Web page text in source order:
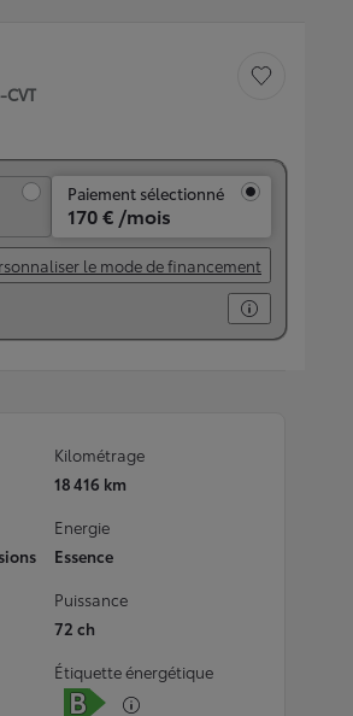
CVT
Sauvegarder le
Paiement sélectionné
170 € /mois
le mode de financement
Kilométrage
18 416 km
Energie
Essence
Puissance
72 ch
Étiquette énergétique